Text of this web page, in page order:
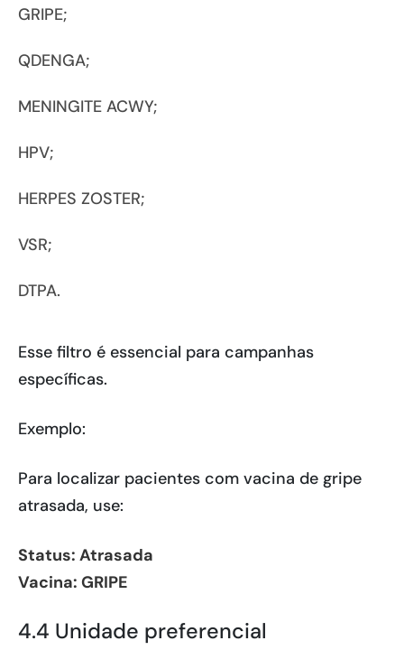
GRIPE;
QDENGA;
MENINGITE ACWY;
HPV;
HERPES ZOSTER;
VSR;
DTPA.
Esse filtro é essencial para campanhas
específicas.
Exemplo:
Para localizar pacientes com vacina de gripe
atrasada, use:
Status: Atrasada
Vacina: GRIPE
4.4 Unidade preferencial